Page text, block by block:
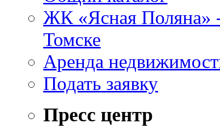
ЖК «Ясная Поляна»
Томске
Аренда
Подать заявку
Пресс центр